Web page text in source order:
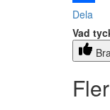
Dela
Vad